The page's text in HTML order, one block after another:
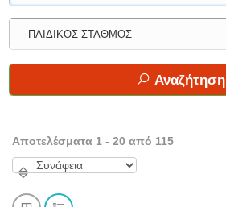
Αναζήτηση
Αποτελέσματα 1 - 20 από 115